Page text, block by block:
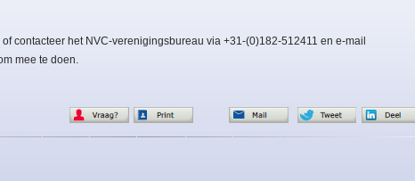
of contacteer het NVC-verenigingsbureau via +31-(0)182-512411 en e-mail
mee te doen.